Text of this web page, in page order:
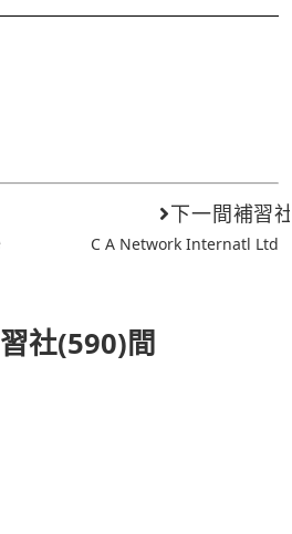
下一間補習
C A Network Internatl Ltd
社(590)間